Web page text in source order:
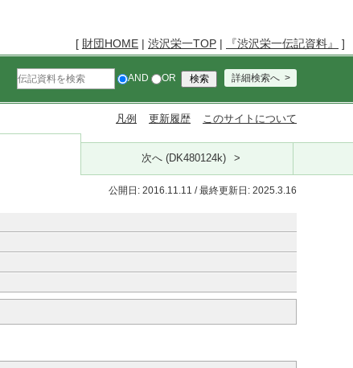
[ 財団HOME | 渋沢栄一TOP | 『渋沢栄一伝記資料』 ]
AND OR 詳細検索へ
凡例 更新履歴 このサイトについて
次へ (DK480124k)
公開日: 2016.11.11 / 最終更新日: 2025.3.16